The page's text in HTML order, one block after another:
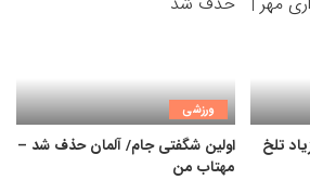
تلخ
ورزشی
اولین شگفتی جام/ آلمان حذف شد –
مهتاب من